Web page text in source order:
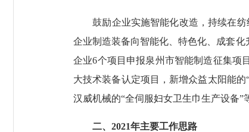
鼓励企业实施智能化改造，持续在纺
企业制造装备向智能化、特色化、成套
企业6个项目申报泉州市智能制造征集项
大技术装备认定项目，新增众益太阳能的
汉威机械的“全伺服妇女卫生巾生产设备”
二、2021年主要工作思路